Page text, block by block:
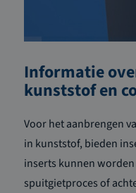
Informatie
kunststof en
Voor het aanbrengen
in kunststof, bieden
inserts kunnen
spuitgietproces of